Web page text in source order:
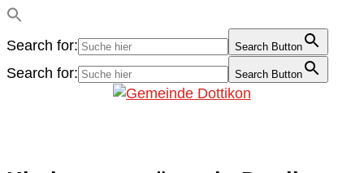
Search for: Search Button
Search for: Search Button